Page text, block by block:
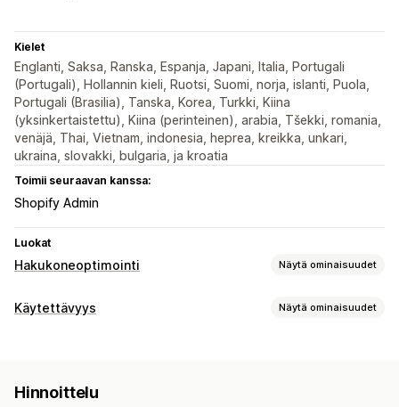
Kielet
Englanti, Saksa, Ranska, Espanja, Japani, Italia, Portugali
(Portugali), Hollannin kieli, Ruotsi, Suomi, norja, islanti, Puola,
Portugali (Brasilia), Tanska, Korea, Turkki, Kiina
(yksinkertaistettu), Kiina (perinteinen), arabia, Tšekki, romania,
venäjä, Thai, Vietnam, indonesia, heprea, kreikka, unkari,
ukraina, slovakki, bulgaria, ja kroatia
Toimii seuraavan kanssa:
Shopify Admin
Luokat
Hakukoneoptimointi Näytä ominaisuudet
Hakuoptimointityökalut
Käytettävyys Näytä ominaisuudet
Hinnoittelu